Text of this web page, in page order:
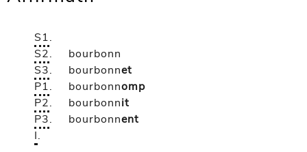
S1.
S2.
bourbonn
S3. bourbonnet
P1. bourbonnomp
P2. bourbonnit
P3. bourbonnent
I.